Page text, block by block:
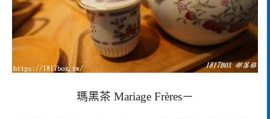
瑪黑茶 Mariage Frères－